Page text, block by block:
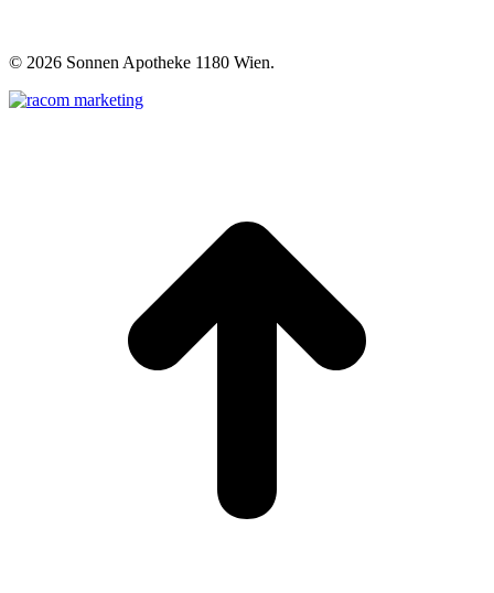
© 2026 Sonnen Apotheke 1180 Wien.